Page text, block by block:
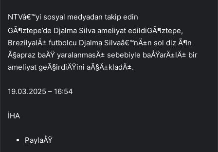
NTVâ€™yi sosyal medyadan takip edin
GÃ¶ztepe’de Djalma Silva ameliyat edildiGÃ¶ztepe,
BrezilyalÄ± futbolcu Djalma Silvaâ€™nÄ±n sol diz Ã¶n
Ã§apraz baÄŸ yaralanmasÄ± sebebiyle baÅŸarÄ±lÄ± bir
ameliyat geÃ§irdiÄŸini aÃ§Ä±kladÄ±.
19.03.2025 – 16:54
İHA
PaylaÅŸ